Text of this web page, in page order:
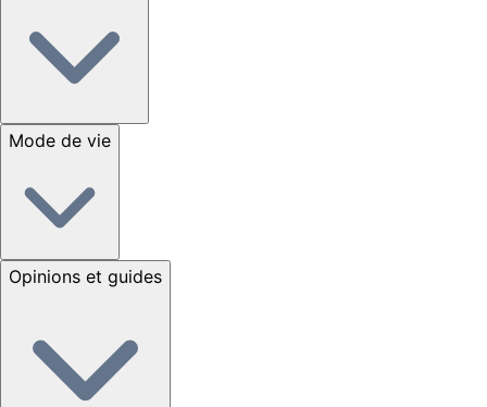
Mode de vie
Opinions et guides